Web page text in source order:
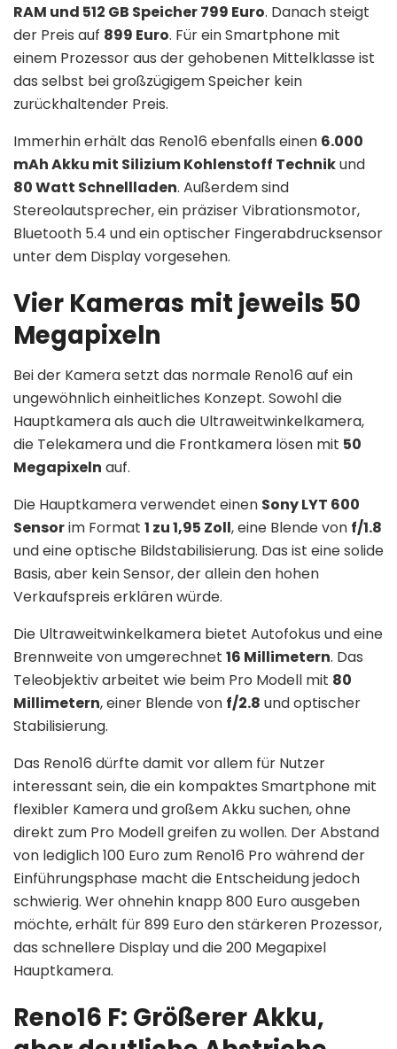
RAM und 512 GB Speicher 799 Euro. Danach steigt
der Preis auf 899 Euro. Für ein Smartphone mit
einem Prozessor aus der gehobenen Mittelklasse ist
das selbst bei großzügigem Speicher kein
zurückhaltender Preis.
Immerhin erhält das Reno16 ebenfalls einen 6.000
mAh Akku mit Silizium Kohlenstoff Technikund
80 Watt Schnellladen. Außerdem sind
Stereolautsprecher, ein präziser Vibrationsmotor,
Bluetooth 5.4 und ein optischer Fingerabdrucksensor
unter dem Display vorgesehen.
Vier Kameras mit jeweils 50
Megapixeln
Bei der Kamera setzt das normale Reno16 auf ein
ungewöhnlich einheitliches Konzept. Sowohl die
Hauptkamera als auch die Ultraweitwinkelkamera,
die Telekamera und die Frontkamera lösen mit 50
Megapixeln auf.
Die Hauptkamera verwendet einen Sony LYT 600
Sensorim Format 1 zu 1,95 Zoll, eine Blende von f/1.8
und eine optische Bildstabilisierung. Das ist eine solide
Basis, aber kein Sensor, der allein den hohen
Verkaufspreis erklären würde.
Die Ultraweitwinkelkamera bietet Autofokus und eine
Brennweite von umgerechnet 16 Millimetern. Das
Teleobjektiv arbeitet wie beim Pro Modell mit 80
Millimetern, einer Blende von f/2.8 und optischer
Stabilisierung.
Das Reno16 dürfte damit vor allem für Nutzer
interessant sein, die ein kompaktes Smartphone mit
flexibler Kamera und großem Akku suchen, ohne
direkt zum Pro Modell greifen zu wollen. Der Abstand
von lediglich 100 Euro zum Reno16 Pro während der
Einführungsphase macht die Entscheidung jedoch
schwierig. Wer ohnehin knapp 800 Euro ausgeben
möchte, erhält für 899 Euro den stärkeren Prozessor,
das schnellere Display und die 200 Megapixel
Hauptkamera.
Reno16 F: Größerer Akku,